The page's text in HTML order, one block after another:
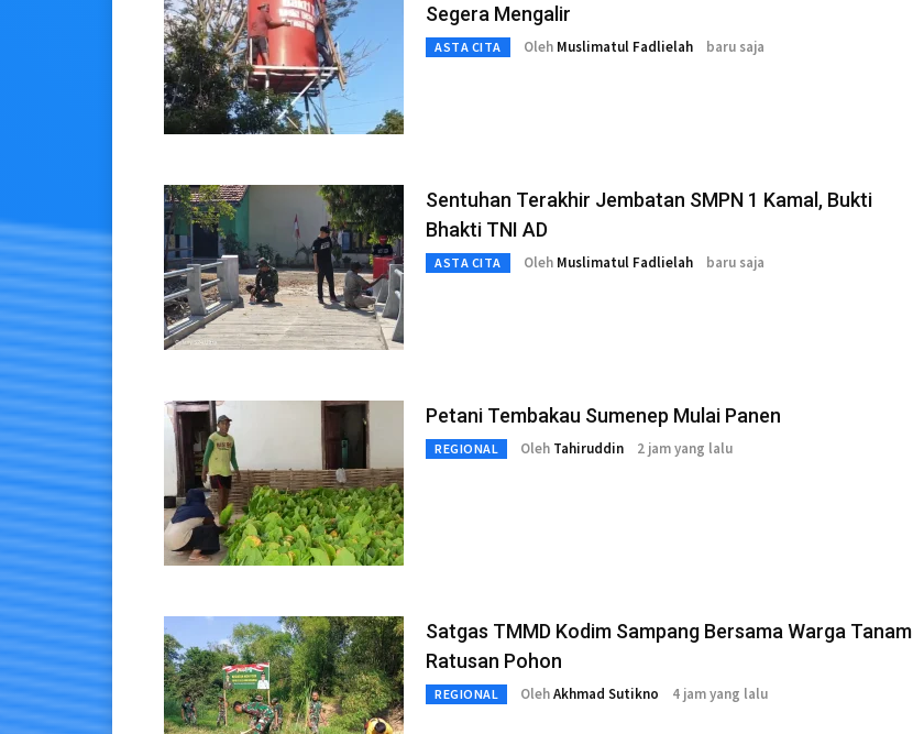
Segera Mengalir
ASTA CITA Oleh Muslimatul Fadlielah baru saja
Sentuhan Terakhir Jembatan SMPN 1 Kamal, Bukti
Bhakti TNI AD
ASTA CITA Oleh Muslimatul Fadlielah baru saja
Petani Tembakau Sumenep Mulai Panen
REGIONAL Oleh Tahiruddin 2 jam yang lalu
Satgas TMMD Kodim Sampang Bersama Warga Tanam
Ratusan Pohon
REGIONAL OlehAkhmad Sutikno 4 jam yang lalu